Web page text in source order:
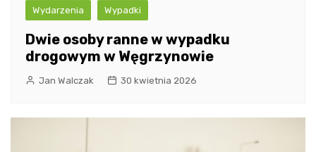
Wydarzenia Wypadki
Dwie osoby ranne w wypadku
drogowym w Węgrzynowie
Jan Walczak 30 kwietnia 2026